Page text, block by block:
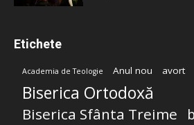
Etichete
Academia de Teologie Anul nou avort
Biserica Ortodoxă
Biserica Sfânta Treime